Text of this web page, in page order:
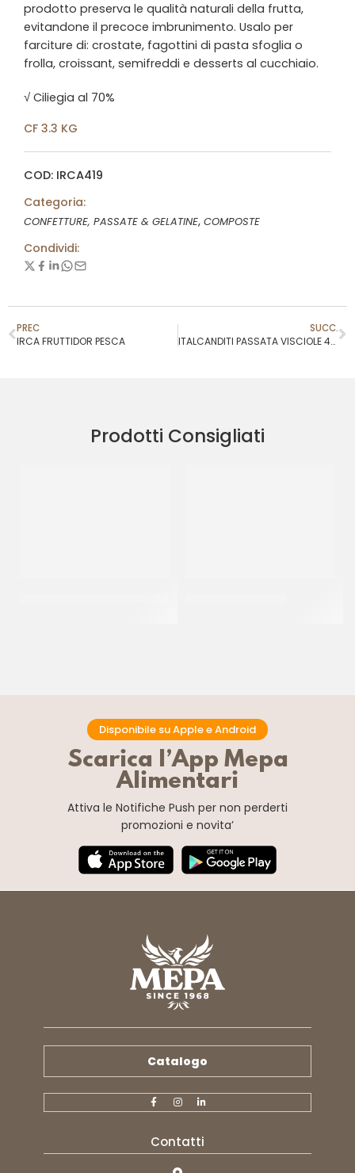
prodotto preserva le qualità naturali della frutta,
evitandone il precoce imbrunimento. Usalo per
farciture di: crostate, fagottini di pasta sfoglia o
frolla, croissant, semifreddi e desserts al cucchiaio.
√ Ciliegia al 70%
CF 3.3 KG
COD: IRCA419
Categoria:
CONFETTURE, PASSATE & GELATINE, COMPOSTE
Condividi:
PREC
IRCA FRUTTIDOR PESCA
SUCC.
ITALCANDITI PASSATA VISCIOLE 45% COD.SL
Prodotti Consigliati
Disponibile su Apple e Android
Scarica l’App Mepa
Alimentari
Attiva le Notifiche Push per non perderti
promozioni e novita’
Catalogo
Contatti